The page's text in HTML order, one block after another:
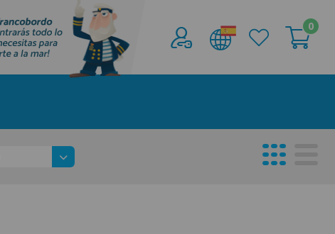
Acceder al
Área profesionales
Únete ya a los mas de de 500 Profesionales de
la Náutica
0